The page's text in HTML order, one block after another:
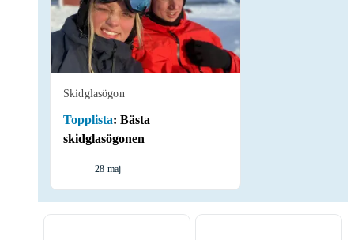
Skidglasögon
Topplista: Bästa
skidglasögonen
28 maj